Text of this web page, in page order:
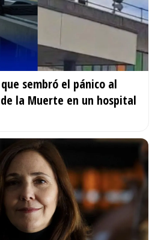
sembró el pánico al
la Muerte en un hospital